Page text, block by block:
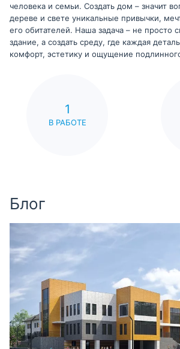
человека и семьи. Создать дом – значит
дереве и свете уникальные привычки,
его обитателей. Наша задача – не просто
здание, а создать среду, где каждая
комфорт, эстетику и ощущение
1
В РАБОТЕ
Блог